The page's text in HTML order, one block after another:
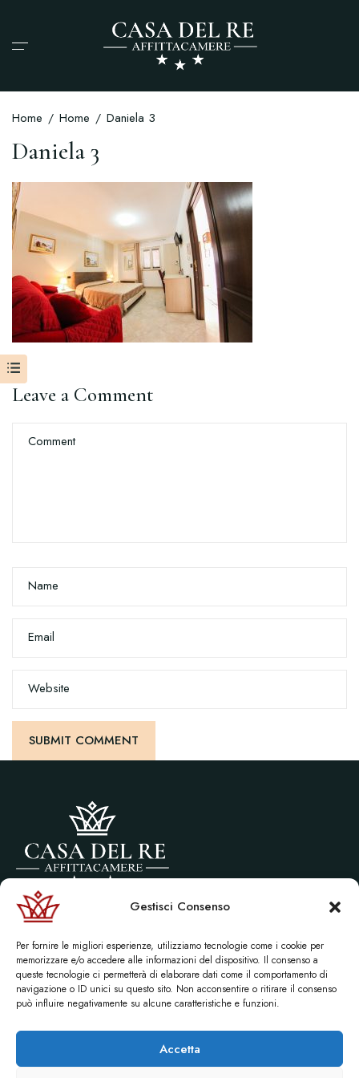
Gestisci Consenso
Per fornire le migliori esperienze, utilizziamo tecnologie come i cookie per
memorizzare e/o accedere alle informazioni del dispositivo. Il consenso a
queste tecnologie ci permetterà di elaborare dati come il comportamento di
navigazione o ID unici su questo sito. Non acconsentire o ritirare il consenso
può influire negativamente su alcune caratteristiche e funzioni.
Accetta
Home Home Daniela 3
Daniela 3
Leave a Comment
Comment
Name
Email
Website
Via littorio, 10 Castel di Tusa (ME)
© 2026 Affittacamere “Casa del re” | Sito creato da:Maurizio Alfieri